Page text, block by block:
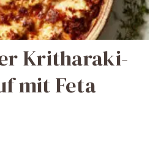
Kritharaki-
mit Feta